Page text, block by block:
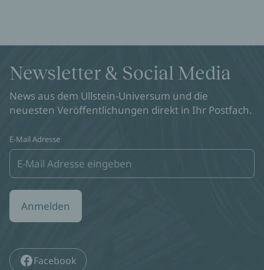
Newsletter & Social Media
News aus dem Ullstein-Universum und die
neuesten Veröffentlichungen direkt in Ihr Postfach.
E-Mail Adresse
Anmelden
Facebook